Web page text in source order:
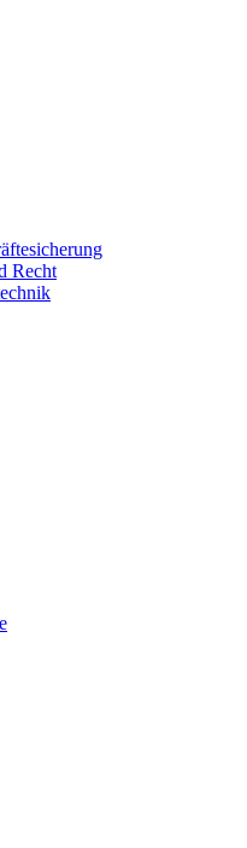
Recht